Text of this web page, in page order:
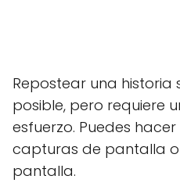
Repostear una historia
posible, pero requiere
esfuerzo. Puedes
capturas de pantalla
pantalla.